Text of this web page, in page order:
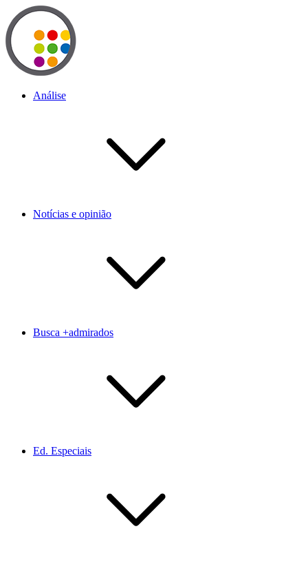
Análise
Notícias e opinião
Busca +admirados
Ed. Especiais